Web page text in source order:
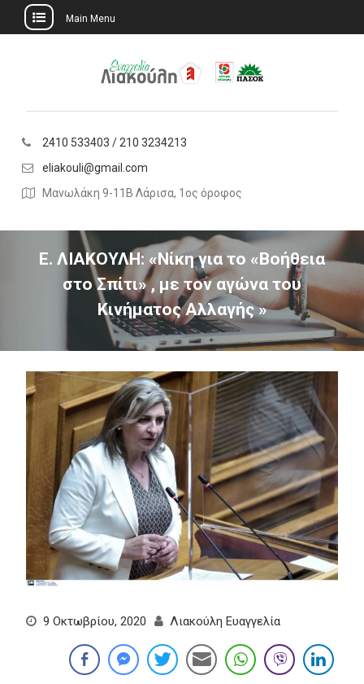
Main Menu
2410 533403 / 210 3234213
eliakouli@gmail.com
Μανωλάκη 9-11Β Λάρισα, 1ος όροφος
Ε. ΛΙΑΚΟΥΛΗ: «Νίκη για το «Βοήθεια
στο Σπίτι» , με τον αγώνα του
Κινήματος Αλλαγής »
9 Οκτωβρίου, 2020 Λιακούλη Ευαγγελία